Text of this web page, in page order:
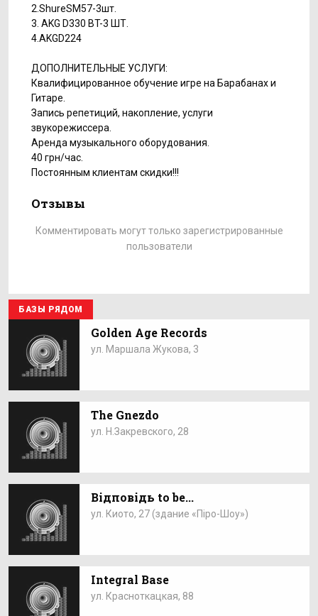
2.ShureSM57-3шт.
3. AKG D330 BT-3 ШТ.
4.AKGD224
ДОПОЛНИТЕЛЬНЫЕ УСЛУГИ:
Квалифицированное обучение игре на Барабанах и
Гитаре.
Запись репетиций, накопление, услуги
звукорежиссера.
Аренда музыкального оборудования.
40 грн/час.
Постоянным клиентам скидки!!!
Отзывы
Комментировать могут только зарегистрированные
пользователи
БАЗЫ РЯДОМ
Golden Age Records
ул. Маршала Жукова, 3
The Gnezdo
ул. Н.Закревского, 28
Відповідь to be...
ул. Киото, 27 (здание «Піро-Шоу»)
Integral Base
ул. Красноткацкая, 88